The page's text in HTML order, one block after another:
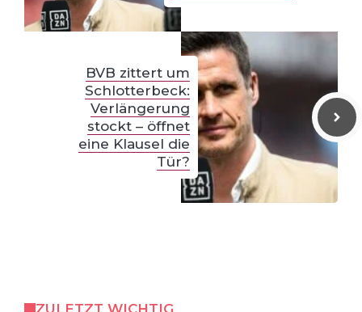
BVB zittert um
Schlotterbeck:
Verlängerung
stockt – öffnet
eine Klausel die
Tür?
ZULETZT WICHTIG